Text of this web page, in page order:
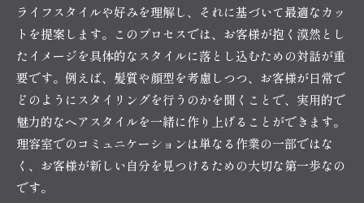
ライフスタイルや好みを理解し、それに基づいて最適なカッ
トを提案します。このプロセスでは、お客様が抱く漠然とし
たイメージを具体的なスタイルに落とし込むための対話が重
要です。例えば、髪質や顔型を考慮しつつ、お客様が日常で
どのようにスタイリングを行うのかを聞くことで、実用的で
魅力的なヘアスタイルを一緒に作り上げることができます。
理容室でのコミュニケーションは単なる作業の一部ではな
く、お客様が新しい自分を見つけるための大切な第一歩なの
です。